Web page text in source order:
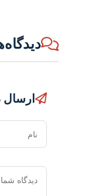
ارسال